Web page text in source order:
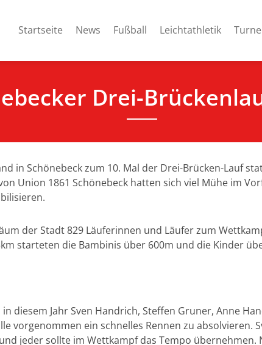
Startseite News Fußball Leichtathletik
Drei-
in Schönebeck zum 10. Mal der Drei-Brücken-Lauf
Union 1861 Schönebeck hatten sich viel Mühe im
der Stadt 829 Läuferinnen und Läufer zum
starteten die Bambinis über 600m und die Kinder
diesem Jahr Sven Handrich, Steffen Gruner, Anne
vorgenommen ein schnelles Rennen zu absolvieren.
jeder sollte im Wettkampf das Tempo